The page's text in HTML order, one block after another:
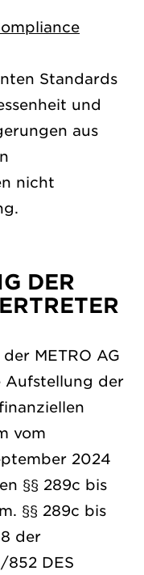
Standards
und
aus
nicht
DER
METRO AG
Aufstellung der
vom
2024
§§ 289c bis
§§ 289c bis
der
852 DES